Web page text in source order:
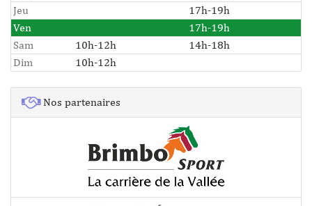
Jeu
17h-19h
Ven
17h-19h
Sam
10h-12h
14h-18h
Dim
10h-12h
Nos partenaires